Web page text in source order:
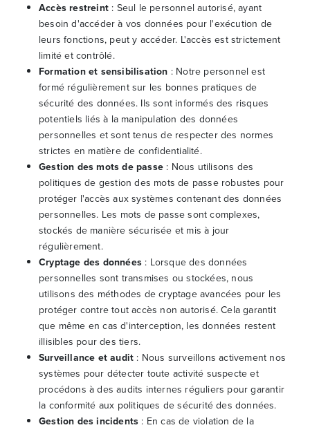
Accès restreint : Seul le personnel autorisé, ayant
besoin d'accéder à vos données pour l'exécution de
leurs fonctions, peut y accéder. L'accès est strictement
limité et contrôlé.
Formation et sensibilisation : Notre personnel est
formé régulièrement sur les bonnes pratiques de
sécurité des données. Ils sont informés des risques
potentiels liés à la manipulation des données
personnelles et sont tenus de respecter des normes
strictes en matière de confidentialité.
Gestion des mots de passe : Nous utilisons des
politiques de gestion des mots de passe robustes pour
protéger l'accès aux systèmes contenant des données
personnelles. Les mots de passe sont complexes,
stockés de manière sécurisée et mis à jour
régulièrement.
Cryptage des données : Lorsque des données
personnelles sont transmises ou stockées, nous
utilisons des méthodes de cryptage avancées pour les
protéger contre tout accès non autorisé. Cela garantit
que même en cas d'interception, les données restent
illisibles pour des tiers.
Surveillance et audit : Nous surveillons activement nos
systèmes pour détecter toute activité suspecte et
procédons à des audits internes réguliers pour garantir
la conformité aux politiques de sécurité des données.
Gestion des incidents : En cas de violation de la